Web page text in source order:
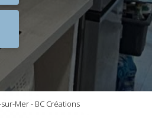
Mer - BC Créations